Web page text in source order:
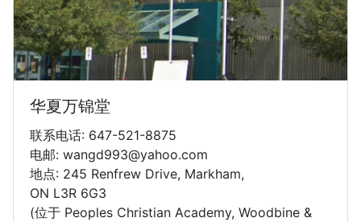
华夏万锦堂
联系电话: 647-521-8875
电邮: wangd993@yahoo.com
地点: 245 Renfrew Drive, Markham,
ON L3R 6G3
(位于 Peoples Christian Academy, Woodbine &